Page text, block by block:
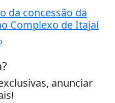
da concessão da
Complexo de Itajaí
anunciar